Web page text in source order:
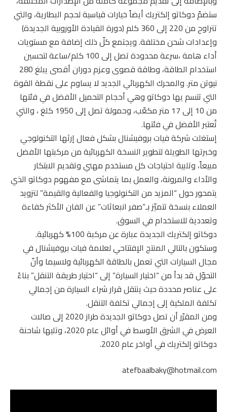
ستضمّ دوكاتو إلكتريك أيضاً خيارات قياسية لحجم البطارية، والتي
تتراوح من 220 إلى 360 كلم (دورة القيادة الأوروبية الجديدة)
وإعدادات شحن مختلفة. ويجتمع كلّ ذلك إضافة مع مستويات
أداء هامة ،سرعة محدودة تصل إلى 100 كلم/ساعة لتحسين
استخدام الطاقة، وطاقة قصوى وعزم دوران أقصى يبلغ 280
نيوتن متر. والمحرك الكهربائي الجديد لا يساوم على نقطة القوة
التي تتسم يها دوكاتو وهي أحجام التحميل الأفضل في فئتها
من 10 إلى 17 متر مكعّب، وحمولة تصل إلى 1950 كلغ ، والتي
تُعتبر الأفضل في فئتها.
إستغلت شركة فيات بروفيشنال بشكل فعال إرثها التكنولوجي
وخبرتها الطويلة لتطوير النسخة الكهربائية من مركبتها الأفضل
مبيعاً، وتلبية احتياجات كل مستخدم مهني وتقديم الابتكار
والأداء والمرونة، والعمل بما يتماشى مع مفهوم دوكاتو الذي
يتمحور حول “المزيد من التكنولوجيا والفعالية والقيمة” لتزويد
العملاء بنسخة تتميّز بـ”صفر انبعاثات” عن الفان الأكثر كفاءة
وتعددية للاستخدام في السوق.
دوكاتو إلكتريك الجديدة عبارة عن مركبة 100% كهربائية.
وستكون بالتالي المنتج الإفتتاحي لعلامة فيات بروفيشنال في
مجال السيارات التي تعمل بالطاقة الكهربائية ولاسيما وأنّ
التحوّل قد بدأ من “اختيار السيارة” إلى “اختيار طريقة التنقل” بناءً
على عناصر محددة حيث ينتقل قرار شراء السيارة من إجمالي
تكلفة الملكية إلى إجمالي تكلفة التنقل.
ومن المقرّر أن تصل دوكاتو الجديدة طراز 2020 إلى صالات
العرض في الشرق الأوسط في أوائل عام 2020، وتليها شاحنة
دوكاتو إلكتريك في أواخر عام 2020.
atefbaalbaky@hotmail.com